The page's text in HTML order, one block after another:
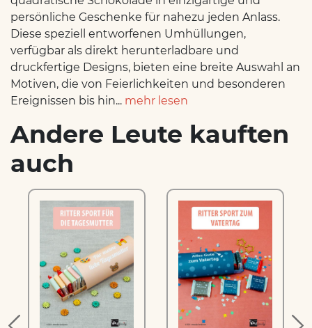
persönliche Geschenke für nahezu jeden Anlass.
Diese speziell entworfenen Umhüllungen,
verfügbar als direkt herunterladbare und
druckfertige Designs, bieten eine breite Auswahl an
Motiven, die von Feierlichkeiten und besonderen
Ereignissen bis hin... mehr lesen
Andere Leute kauften
auch